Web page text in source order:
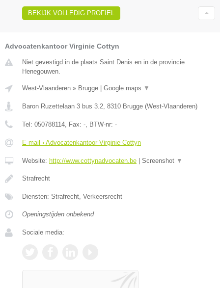
BEKIJK VOLLEDIG PROFIEL
Advocatenkantoor Virginie Cottyn
Niet gevestigd in de plaats Saint Denis en in de provincie
Henegouwen.
West-Vlaanderen » Brugge Google maps ▼
Baron Ruzettelaan 3 bus 3.2 8310 Brugge (West-Vlaanderen)
Tel: 050788114 , Fax: - , BTW-nr: -
E-mail › Advocatenkantoor Virginie Cottyn
Website: http://www.cottynadvocaten.be Screenshot ▼
Strafrecht
Diensten: Strafrecht, Verkeersrecht
Openingstijden onbekend
Sociale media: